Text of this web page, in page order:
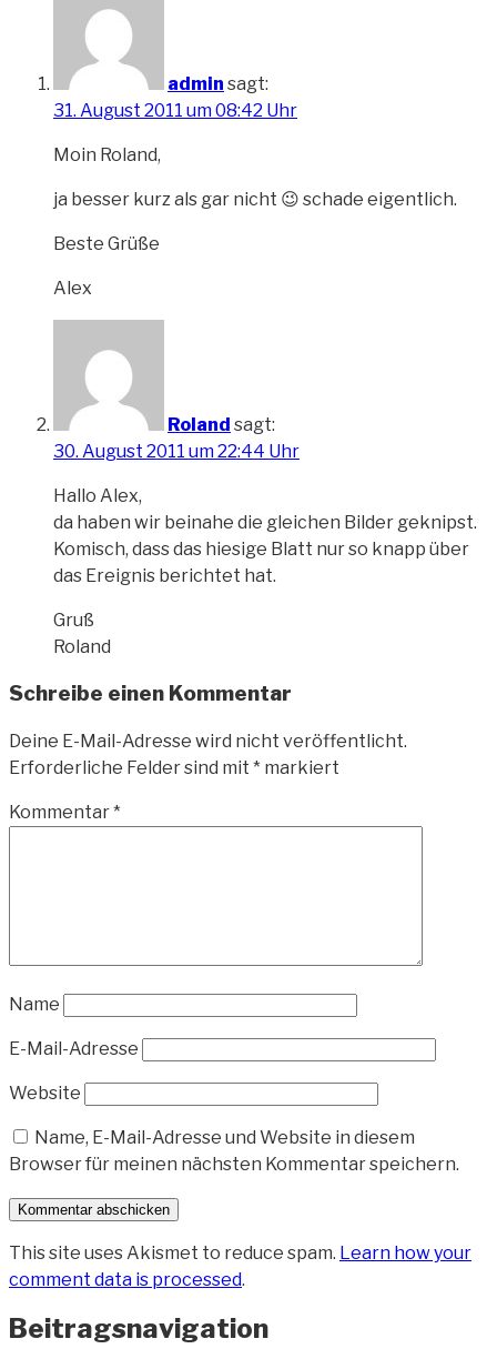
admin sagt:
31. August 2011 um 08:42 Uhr
Moin Roland,
ja besser kurz als gar nicht 😉 schade eigentlich.
Beste Grüße
Alex
Roland sagt:
30. August 2011 um 22:44 Uhr
Hallo Alex,
da haben wir beinahe die gleichen Bilder geknipst.
Komisch, dass das hiesige Blatt nur so knapp über
das Ereignis berichtet hat.
Gruß
Roland
Schreibe einen Kommentar
Deine E-Mail-Adresse wird nicht veröffentlicht.
Erforderliche Felder sind mit * markiert
Kommentar*
Name
E-Mail-Adresse
Website
Name, E-Mail-Adresse und Website in diesem
Browser für meinen nächsten Kommentar speichern.
This site uses Akismet to reduce spam. Learn how your
comment data is processed.
Beitragsnavigation